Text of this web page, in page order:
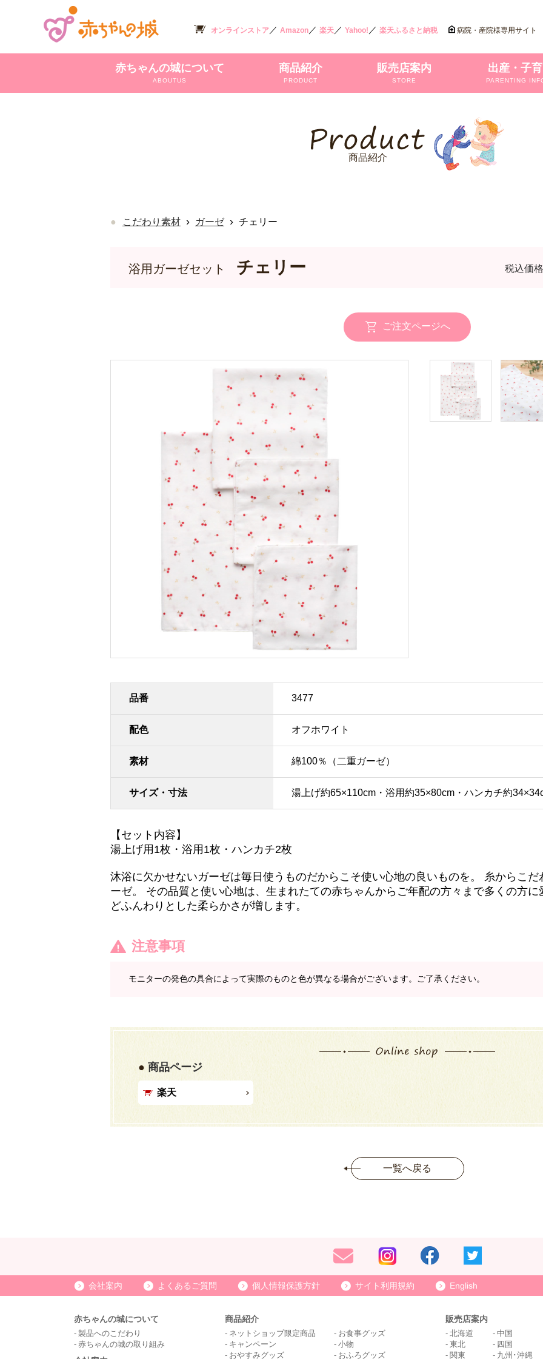
オンラインストア／ Amazon／ 楽天／ Yahoo! ／ 楽天ふるさと納税 病院・産院様専用サイト
赤ちゃんの城について
ABOUTUS
商品紹介
PRODUCT
販売店案内
STORE
出産・子
PARENTING
商品紹介
こだわり素材 › ガーゼ › チェリー
浴用ガーゼセット チェリー 税込価
ご注文ページへ
品番 3477
配色 オフホワイト
素材 綿100％（二重ガーゼ）
サイズ・寸法 湯上げ約65×110cm・浴用約35×80cm・ハンカチ約
【セット内容】
湯上げ用1枚・浴用1枚・ハンカチ2枚
沐浴に欠かせないガーゼは毎日使うものだからこそ使い心地の良いものを。 糸からこ
ーゼ。 その品質と使い心地は、生まれたての赤ちゃんからご年配の方々まで多くの方
どふんわりとした柔らかさが増します。
注意事項
モニターの発色の具合によって実際のものと色が異なる場合がございます。ご了承ください。
商品ページ
楽天
一覧へ戻る
会社案内 よくあるご質問 個人情報保護方針 サイト利用規約 English
赤ちゃんの城について
製品へのこだわり
赤ちゃんの城の取り組み
商品紹介
ネットショップ限定商品
キャンペーン
おやすみグッズ
お食事グッズ
小物
おふろグッズ
販売店案内
北海道
東北
関東
中国
四国
九州･沖縄